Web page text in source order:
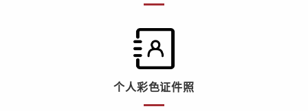
个人彩色证件照